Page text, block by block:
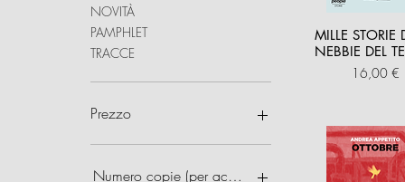
NOVITÀ
PAMPHLET
TRACCE
Prezzo
5 €
Numero copie (per acquisti multipli)
MILLE STORIE
NEBBIE DEL
Prezzo
16,00 €